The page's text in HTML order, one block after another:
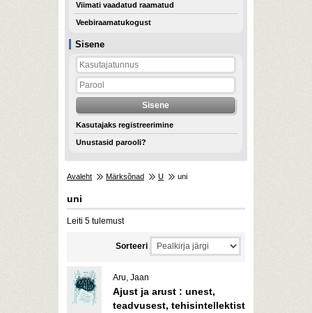
Sisene
Kasutajaks registreerimine
Unustasid parooli?
Viimati vaadatud raamatud
Veebiraamatukogust
Avaleht Märksõnad U uni
uni
Leiti 5 tulemust
Sorteeri
Aru, Jaan
Ajust ja arust : unest,
teadvusest, tehisintellektist